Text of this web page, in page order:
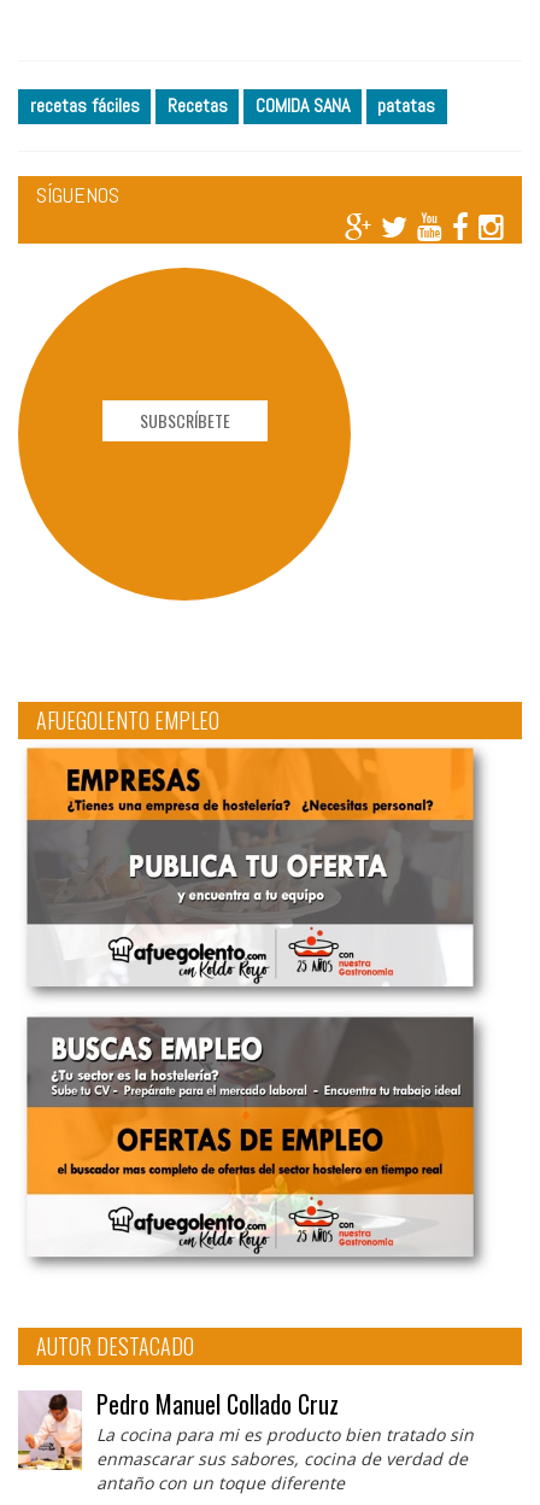
recetas fáciles Recetas COMIDA SANA patatas
SÍGUENOS
SUBSCRÍBETE
AFUEGOLENTO EMPLEO
AUTOR DESTACADO
Pedro Manuel Collado Cruz
La cocina para mi es producto bien tratado sin
enmascarar sus sabores, cocina de verdad de
antaño con un toque diferente